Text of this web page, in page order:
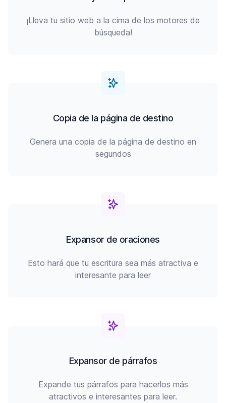
¡Lleva tu sitio web a la cima de los motores de
búsqueda!
Copia de la página de destino
Genera una copia de la página de destino en
segundos
Expansor de oraciones
Esto hará que tu escritura sea más atractiva e
interesante para leer
Expansor de párrafos
Expande tus párrafos para hacerlos más
atractivos e interesantes para leer.